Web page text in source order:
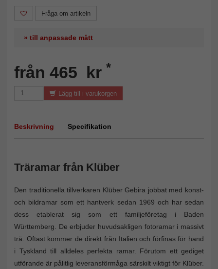
Fråga om artikeln
» till anpassade mått
från 465 kr *
Lägg till i varukorgen
Beskrivning Specifikation
Träramar från Klüber
Den traditionella tillverkaren Klüber Gebira jobbat med konst-
och bildramar som ett hantverk sedan 1969 och har sedan
dess etablerat sig som ett familjeföretag i Baden
Württemberg. De erbjuder huvudsakligen fotoramar i massivt
trä. Oftast kommer de direkt från Italien och förfinas för hand
i Tyskland till alldeles perfekta ramar. Förutom ett gediget
utförande är pålitlig leveransförmåga särskilt viktigt för Klüber.